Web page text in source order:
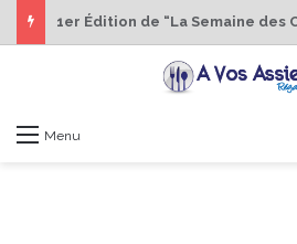
Menu